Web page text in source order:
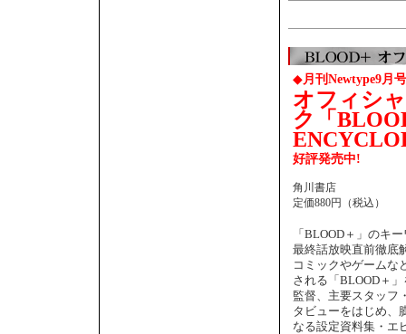
◆月刊Newtype9月
オフィシ
ク「
好評発売中!
角川書店
定価880円（税込）
「BLOOD＋」のキ
最終話放映直前徹底
コミックやゲームな
される「BLOOD＋
監督、主要スタッフ
タビューをはじめ、
なる設定資料集・エ